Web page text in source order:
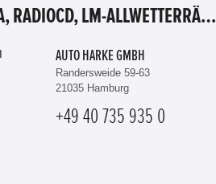
HONDA JAZZ 1.4 ES SPORT KLIMA, RADIOCD, LM-ALLWETTERRÄDER, PRIVACY
AUTO HARKE GMBH
Randersweide 59-63
21035 Hamburg
+49 40 735 935 0